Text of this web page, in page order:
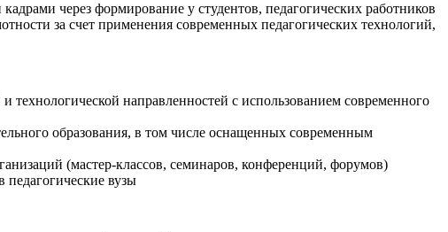
через формирование у студентов, педагогических работников
за счет применения современных педагогических технологий,
технологической направленностей с использованием современного
образования, в том числе оснащенных современным
(мастер-классов, семинаров, конференций, форумов)
вузы